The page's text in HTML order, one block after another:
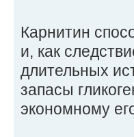
Карнитин
и, как
длительных
запасы
экономному